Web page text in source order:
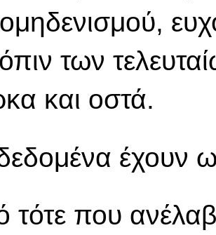
των
και οστά.
έχουν
τότε που